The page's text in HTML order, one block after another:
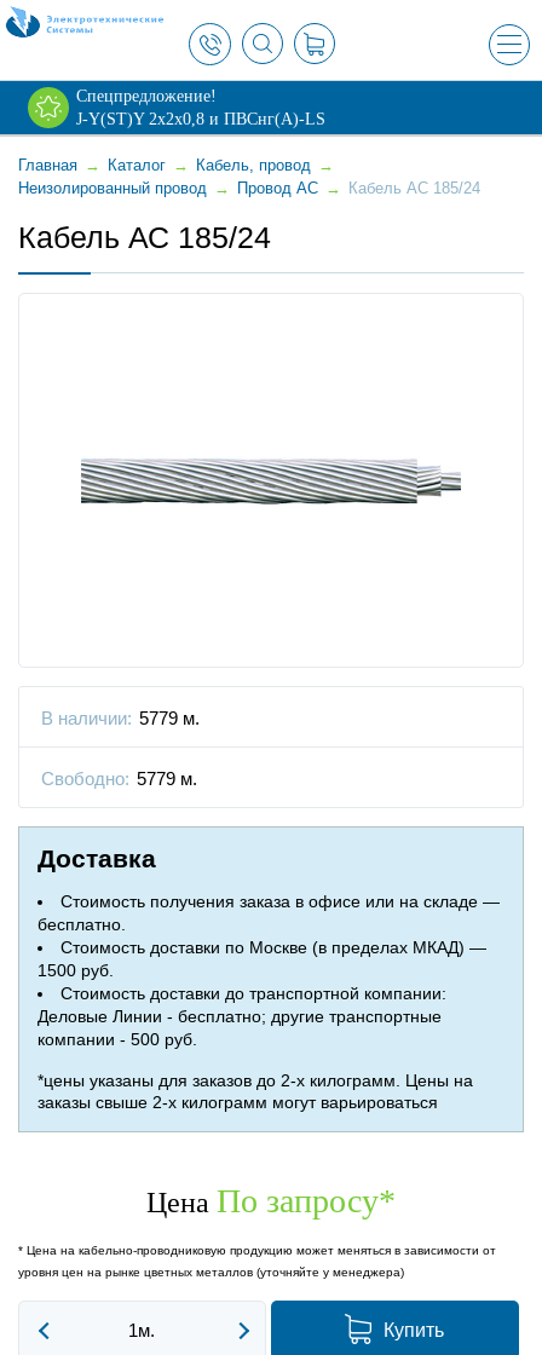
×
Спецпредложение!
J-Y(ST)Y 2х2х0,8 и ПВСнг(А)-LS
Главная → Каталог → Кабель, провод →
Неизолированный провод → Провод АС → Кабель АС 185/24
Кабель АС 185/24
В наличии: 5779 м.
Свободно: 5779 м.
Доставка
Стоимость получения заказа в офисе или на складе —
бесплатно.
Стоимость доставки по Москве (в пределах МКАД) —
1500 руб.
Стоимость доставки до транспортной компании:
Деловые Линии - бесплатно; другие транспортные
компании - 500 руб.
*цены указаны для заказов до 2-х килограмм. Цены на
заказы свыше 2-х килограмм могут варьироваться
Цена По запросу*
* Цена на кабельно-проводниковую продукцию может меняться в зависимости от
уровня цен на рынке цветных металлов (уточняйте у менеджера)
Купить